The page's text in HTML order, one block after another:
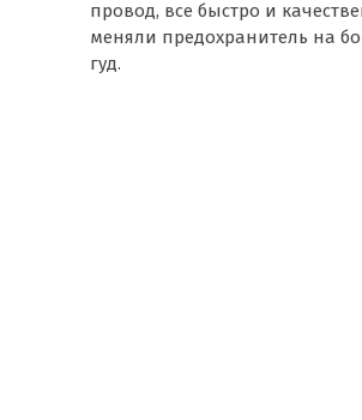
провод, все быстро и
меняли предохранитель на
гуд.